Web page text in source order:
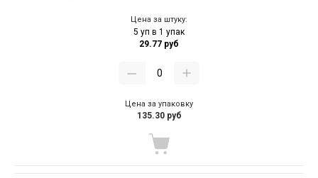
Цена за штуку:
5 уп в 1 упак
29.77 руб
Цена за упаковку
135.30 руб